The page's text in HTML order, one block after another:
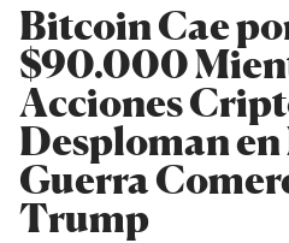
Bitcoin Cae
$90.000
Acciones
Desploman en
Guerra
Trump